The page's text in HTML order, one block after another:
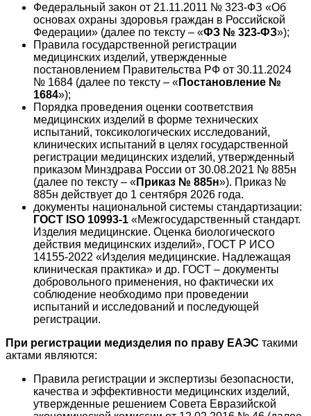
Федеральный закон от 21.11.2011 № 323‑ФЗ «Об
основах охраны здоровья граждан в Российской
Федерации» (далее по тексту – «ФЗ № 323-ФЗ»);
Правила государственной регистрации
медицинских изделий, утвержденные
постановлением Правительства РФ от 30.11.2024
№ 1684 (далее по тексту – «Постановление №
1684»);
Порядка проведения оценки соответствия
медицинских изделий в форме технических
испытаний, токсикологических исследований,
клинических испытаний в целях государственной
регистрации медицинских изделий, утвержденный
приказом Минздрава России от 30.08.2021 № 885н
(далее по тексту – «Приказ № 885н»). Приказ №
885н действует до 1 сентября 2026 года.
документы национальной системы стандартизации:
ГОСТ ISO 10993-1 «Межгосударственный стандарт.
Изделия медицинские. Оценка биологического
действия медицинских изделий», ГОСТ Р ИСО
14155-2022 «Изделия медицинские. Надлежащая
клиническая практика» и др. ГОСТ – документы
добровольного применения, но фактически их
соблюдение необходимо при проведении
испытаний и исследований и последующей
регистрации.
При регистрации медизделия по праву ЕАЭС такими
актами являются:
Правила регистрации и экспертизы безопасности,
качества и эффективности медицинских изделий,
утвержденные решением Совета Евразийской